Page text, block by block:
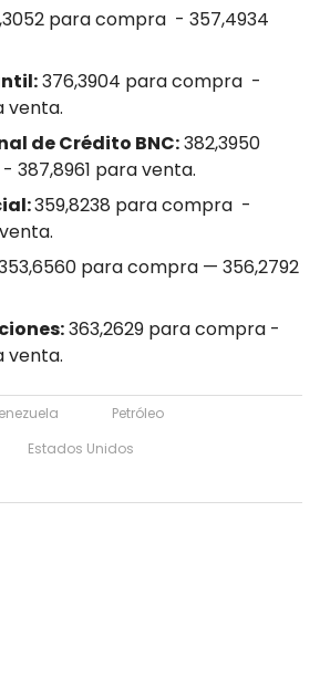
para compra - 357,4934
376,3904 para compra -
venta.
de Crédito BNC:382,3950
387,8961 para venta.
359,8238 para compra -
para compra — 356,2792
363,2629 para compra -
venta.
Petróleo
Estados Unidos